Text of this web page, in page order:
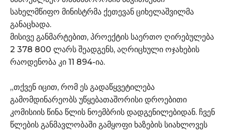
სახელმწიფო მინისტრმა ქეთევან ციხელაშვილმა
განაცხადა.
მისივე განმარტებით, პროექტის საერთო ღირებულება
2 378 800 ლარს შეადგენს, აღრიცხული ოჯახების
რაოდენობა კი 11 894-ია.
„თქვენ იცით, რომ ეს გადაწყვეტილება
გამომდინარეობს უწყებათაშორისი დროებითი
კომისიის წინა წლის ნოემბრის დადგენილებიდან. ჩვენ
წლების განმავლობაში გამყოფი ხაზების სიახლოვეს